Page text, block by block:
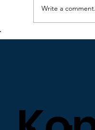
Write a